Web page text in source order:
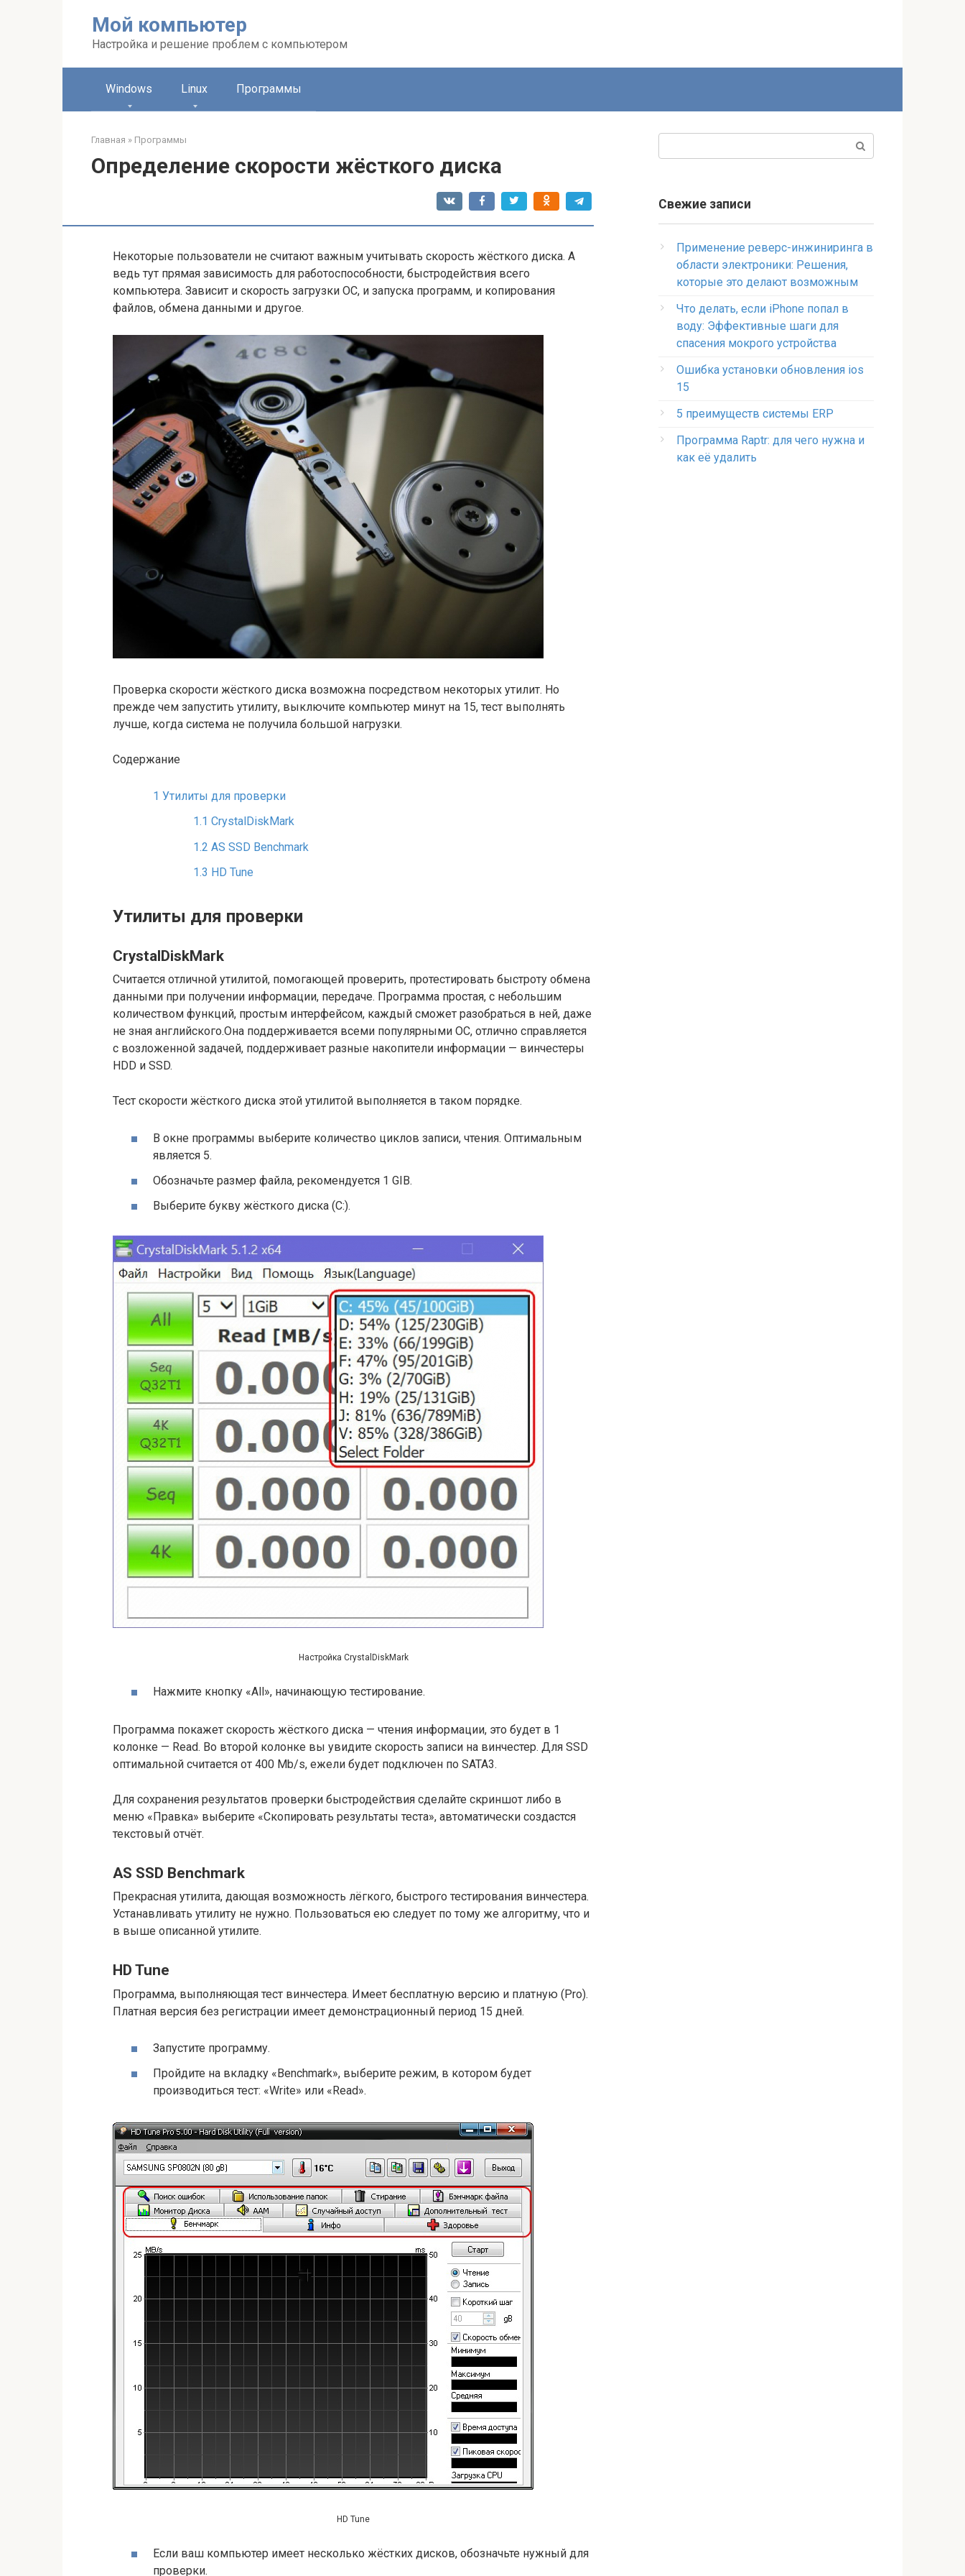
Мой компьютер
Настройка и решение проблем с компьютером
Windows Linux Программы
Главная » Программы
Определение скорости жёсткого диска
Некоторые пользователи не считают важным учитывать скорость жёсткого диска. А
ведь тут прямая зависимость для работоспособности, быстродействия всего
компьютера. Зависит и скорость загрузки ОС, и запуска программ, и копирования
файлов, обмена данными и другое.
Проверка скорости жёсткого диска возможна посредством некоторых утилит. Но
прежде чем запустить утилиту, выключите компьютер минут на 15, тест выполнять
лучше, когда система не получила большой нагрузки.
Содержание
1 Утилиты для проверки
1.1 CrystalDiskMark
1.2 AS SSD Benchmark
1.3 HD Tune
Утилиты для проверки
CrystalDiskMark
Считается отличной утилитой, помогающей проверить, протестировать быстроту обмена
данными при получении информации, передаче. Программа простая, с небольшим
количеством функций, простым интерфейсом, каждый сможет разобраться в ней, даже
не зная английского.Она поддерживается всеми популярными ОС, отлично справляется
с возложенной задачей, поддерживает разные накопители информации — винчестеры
HDD и SSD.
Тест скорости жёсткого диска этой утилитой выполняется в таком порядке.
В окне программы выберите количество циклов записи, чтения. Оптимальным
является 5.
Обозначьте размер файла, рекомендуется 1 GIB.
Выберите букву жёсткого диска (C:).
Настройка CrystalDiskMark
Нажмите кнопку «All», начинающую тестирование.
Программа покажет скорость жёсткого диска — чтения информации, это будет в 1
колонке — Read. Во второй колонке вы увидите скорость записи на винчестер. Для SSD
оптимальной считается от 400 Mb/s, ежели будет подключен по SATA3.
Для сохранения результатов проверки быстродействия сделайте скриншот либо в
меню «Правка» выберите «Скопировать результаты теста», автоматически создастся
текстовый отчёт.
AS SSD Benchmark
Прекрасная утилита, дающая возможность лёгкого, быстрого тестирования винчестера.
Устанавливать утилиту не нужно. Пользоваться ею следует по тому же алгоритму, что и
в выше описанной утилите.
HD Tune
Программа, выполняющая тест винчестера. Имеет бесплатную версию и платную (Pro).
Платная версия без регистрации имеет демонстрационный период 15 дней.
Запустите программу.
Пройдите на вкладку «Benchmark», выберите режим, в котором будет
производиться тест: «Write» или «Read».
HD Tune
Если ваш компьютер имеет несколько жёстких дисков, обозначьте нужный для
проверки.
Свежие записи
Применение реверс-инжиниринга в
области электроники: Решения,
которые это делают возможным
Что делать, если iPhone попал в
воду: Эффективные шаги для
спасения мокрого устройства
Ошибка установки обновления ios
15
5 преимуществ системы ERP
Программа Raptr: для чего нужна и
как её удалить